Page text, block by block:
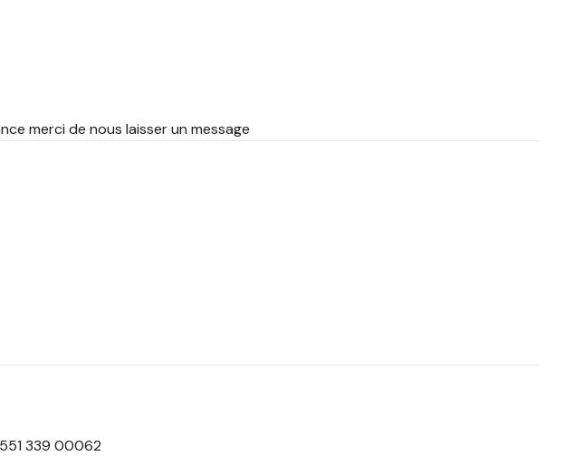
merci de nous laisser un message
339 00062